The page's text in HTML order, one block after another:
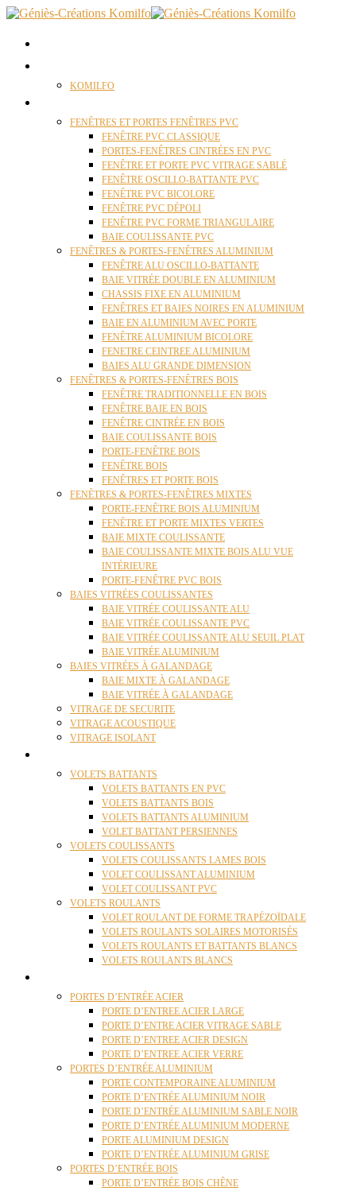
KOMILFO
FENÊTRES ET PORTES FENÊTRES PVC
FENÊTRE PVC CLASSIQUE
PORTES-FENÊTRES CINTRÉES EN PVC
FENÊTRE ET PORTE PVC VITRAGE SABLÉ
FENÊTRE OSCILLO-BATTANTE PVC
FENÊTRE PVC BICOLORE
FENÊTRE PVC DÉPOLI
FENÊTRE PVC FORME TRIANGULAIRE
BAIE COULISSANTE PVC
FENÊTRES & PORTES-FENÊTRES ALUMINIUM
FENÊTRE ALU OSCILLO-BATTANTE
BAIE VITRÉE DOUBLE EN ALUMINIUM
CHASSIS FIXE EN ALUMINIUM
FENÊTRES ET BAIES NOIRES EN ALUMINIUM
BAIE EN ALUMINIUM AVEC PORTE
FENÊTRE ALUMINIUM BICOLORE
FENETRE CEINTREE ALUMINIUM
BAIES ALU GRANDE DIMENSION
FENÊTRES & PORTES-FENÊTRES BOIS
FENÊTRE TRADITIONNELLE EN BOIS
FENÊTRE BAIE EN BOIS
FENÊTRE CINTRÉE EN BOIS
BAIE COULISSANTE BOIS
PORTE-FENÊTRE BOIS
FENÊTRE BOIS
FENÊTRES ET PORTE BOIS
FENÊTRES & PORTES-FENÊTRES MIXTES
PORTE-FENÊTRE BOIS ALUMINIUM
FENÊTRE ET PORTE MIXTES VERTES
BAIE MIXTE COULISSANTE
BAIE COULISSANTE MIXTE BOIS ALU VUE
INTÉRIEURE
PORTE-FENÊTRE PVC BOIS
BAIES VITRÉES COULISSANTES
BAIE VITRÉE COULISSANTE ALU
BAIE VITRÉE COULISSANTE PVC
BAIE VITRÉE COULISSANTE ALU SEUIL PLAT
BAIE VITRÉE ALUMINIUM
BAIES VITRÉES À GALANDAGE
BAIE MIXTE À GALANDAGE
BAIE VITRÉE À GALANDAGE
VITRAGE DE SECURITE
VITRAGE ACOUSTIQUE
VITRAGE ISOLANT
VOLETS BATTANTS
VOLETS BATTANTS EN PVC
VOLETS BATTANTS BOIS
VOLETS BATTANTS ALUMINIUM
VOLET BATTANT PERSIENNES
VOLETS COULISSANTS
VOLETS COULISSANTS LAMES BOIS
VOLET COULISSANT ALUMINIUM
VOLET COULISSANT PVC
VOLETS ROULANTS
VOLET ROULANT DE FORME TRAPÉZOÏDALE
VOLETS ROULANTS SOLAIRES MOTORISÉS
VOLETS ROULANTS ET BATTANTS BLANCS
VOLETS ROULANTS BLANCS
PORTES D’ENTRÉE ACIER
PORTE D’ENTREE ACIER LARGE
PORTE D’ENTRE ACIER VITRAGE SABLE
PORTE D’ENTREE ACIER DESIGN
PORTE D’ENTREE ACIER VERRE
PORTES D’ENTRÉE ALUMINIUM
PORTE CONTEMPORAINE ALUMINIUM
PORTE D’ENTRÉE ALUMINIUM NOIR
PORTE D’ENTRÉE ALUMINIUM SABLE NOIR
PORTE D’ENTRÉE ALUMINIUM MODERNE
PORTE ALUMINIUM DESIGN
PORTE D’ENTRÉE ALUMINIUM GRISE
PORTES D’ENTRÉE BOIS
PORTE D’ENTRÉE BOIS CHÊNE